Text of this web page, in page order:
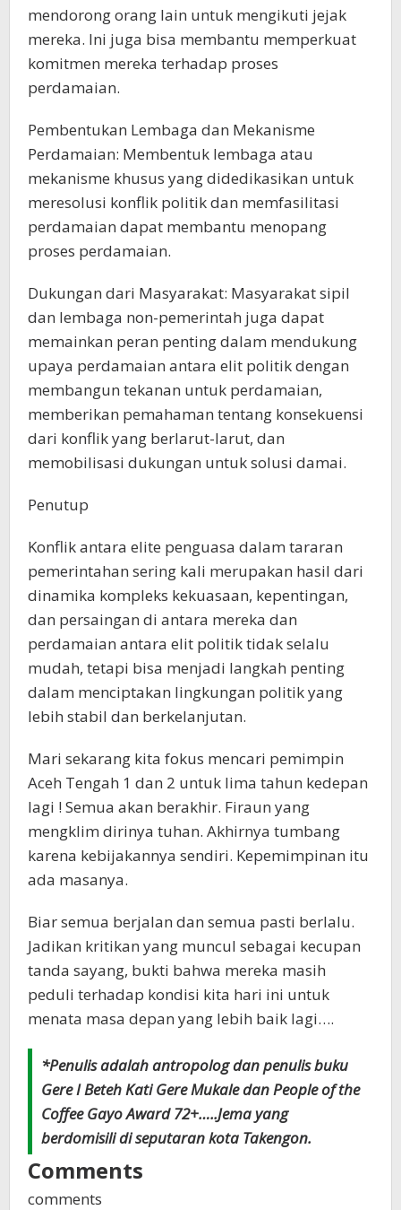
mendorong orang lain untuk mengikuti jejak
mereka. Ini juga bisa membantu memperkuat
komitmen mereka terhadap proses
perdamaian.
Pembentukan Lembaga dan Mekanisme
Perdamaian: Membentuk lembaga atau
mekanisme khusus yang didedikasikan untuk
meresolusi konflik politik dan memfasilitasi
perdamaian dapat membantu menopang
proses perdamaian.
Dukungan dari Masyarakat: Masyarakat sipil
dan lembaga non-pemerintah juga dapat
memainkan peran penting dalam mendukung
upaya perdamaian antara elit politik dengan
membangun tekanan untuk perdamaian,
memberikan pemahaman tentang konsekuensi
dari konflik yang berlarut-larut, dan
memobilisasi dukungan untuk solusi damai.
Penutup
Konflik antara elite penguasa dalam tararan
pemerintahan sering kali merupakan hasil dari
dinamika kompleks kekuasaan, kepentingan,
dan persaingan di antara mereka dan
perdamaian antara elit politik tidak selalu
mudah, tetapi bisa menjadi langkah penting
dalam menciptakan lingkungan politik yang
lebih stabil dan berkelanjutan.
Mari sekarang kita fokus mencari pemimpin
Aceh Tengah 1 dan 2 untuk lima tahun kedepan
lagi ! Semua akan berakhir. Firaun yang
mengklim dirinya tuhan. Akhirnya tumbang
karena kebijakannya sendiri. Kepemimpinan itu
ada masanya.
Biar semua berjalan dan semua pasti berlalu.
Jadikan kritikan yang muncul sebagai kecupan
tanda sayang, bukti bahwa mereka masih
peduli terhadap kondisi kita hari ini untuk
menata masa depan yang lebih baik lagi….
*Penulis adalah antropolog dan penulis buku
Gere I Beteh Kati Gere Mukale dan People of the
Coffee Gayo Award 72+…..Jema yang
berdomisili di seputaran kota Takengon.
Comments
comments